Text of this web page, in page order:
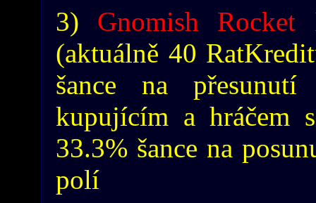
3) Gnomish Rocket
(aktuálně 40
šance na
kupujícím a hráčem
33.3% šance na
polí